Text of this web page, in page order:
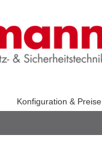
Konfiguration & Preise